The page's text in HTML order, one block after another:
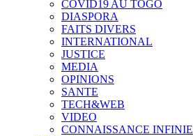
COVID19 AU TOGO
DIASPORA
FAITS DIVERS
INTERNATIONAL
JUSTICE
MEDIA
OPINIONS
SANTE
TECH&WEB
VIDEO
CONNAISSANCE INFINIE